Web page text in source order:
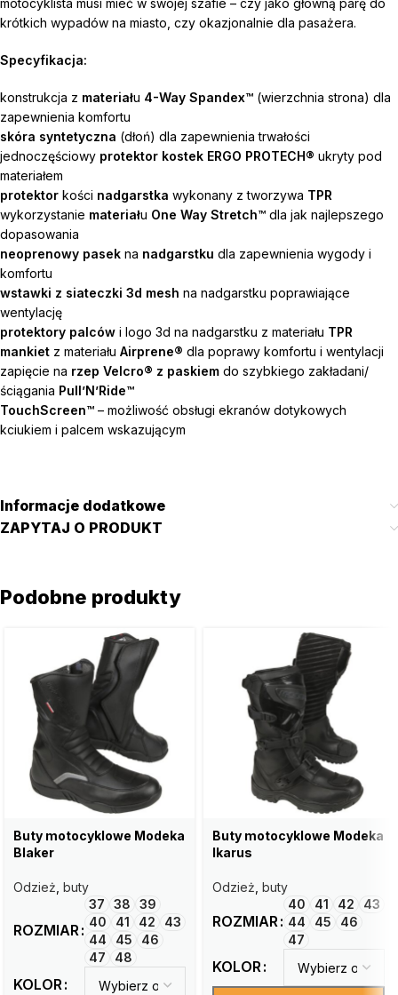
motocyklista musi mieć w swojej szafie – czy jako główną parę do
krótkich wypadów na miasto, czy okazjonalnie dla pasażera.
Specyfikacja:
konstrukcja z materiału 4-Way Spandex™ (wierzchnia strona) dla
zapewnienia komfortu
skóra syntetyczna (dłoń) dla zapewnienia trwałości
jednoczęściowy protektor kostek ERGO PROTECH® ukryty pod
materiałem
protektor kości nadgarstka wykonany z tworzywa TPR
wykorzystanie materiału One Way Stretch™ dla jak najlepszego
dopasowania
neoprenowy pasek na nadgarstku dla zapewnienia wygody i
komfortu
wstawki z siateczki 3d mesh na nadgarstku poprawiające
wentylację
protektory palców i logo 3d na nadgarstku z materiału TPR
mankiet z materiału Airprene® dla poprawy komfortu i wentylacji
zapięcie na rzep Velcro® z paskiem do szybkiego zakładani/
ściągania Pull’N’Ride™
TouchScreen™ – możliwość obsługi ekranów dotykowych
kciukiem i palcem wskazującym
Informacje dodatkowe
ZAPYTAJ O PRODUKT
Podobne produkty
Buty motocyklowe Modeka
Blaker
Odzież buty
ROZMIAR
37 38
39
40
41 42
43
44
45
46
47
48
KOLOR
Buty motocyklowe Modeka
Ikarus
Odzież buty
ROZMIAR
40 41 42
43
44
45
46
47
KOLOR